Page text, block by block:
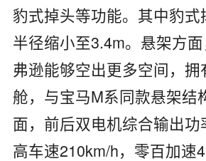
豹式掉头等功能。其中豹式
半径缩小至3.4m。悬架方
弗逊能够空出更多空间，拥
舱，与宝马M系同款悬架结
面，前后双电机综合输出功
高车速210km/h，零百加速